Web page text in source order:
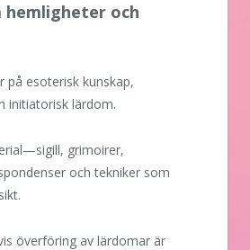
hemligheter och
på esoterisk kunskap,
initiatorisk lärdom.
grimoirer,
och tekniker som
överföring av lärdomar är